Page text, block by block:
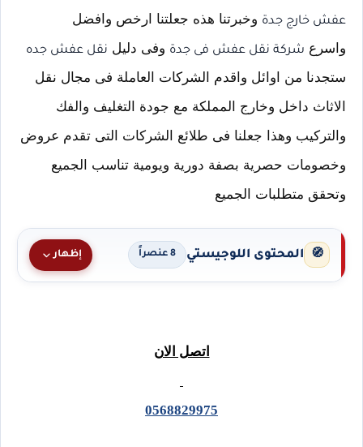
عفش خارج جدة وخبرتنا هذه جعلتنا ارخص وافضل
واسرع شركة نقل عفش فى جدة وفى دليل نقل عفش جده
ستجدنا من اوائل واقدم الشركات العاملة فى مجال نقل
الاثاث داخل وخارج المملكة مع جودة التغليف والفك
والتركيب وهذا جعلنا فى طلائع الشركات التى تقدم عروض
وخصومات حصرية بصفة دورية ويومية تناسب الجميع
وتحقق متطلبات الجميع
🧭 المحتوى اللوجيستي 8 عنصراً إظهار
اتصل الان
0568829975